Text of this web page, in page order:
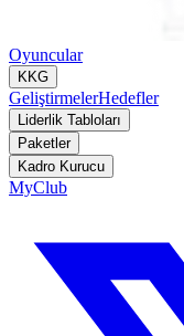
Oyuncular
KKG
GeliştirmelerHedefler
Liderlik Tabloları
Paketler
Kadro Kurucu
MyClub